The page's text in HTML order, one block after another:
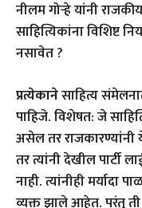
नीलम गोर्‍हे यांनी
साहित्यिकांना विशिष्ट
नसावेत ?
प्रत्येकानेसाहित्य
पाहिजे. विशेषत: जे
असेल तर
तर त्यांनी देखील
नाही. त्यांनीही
व्यक्त झाले आहेत. परंतु